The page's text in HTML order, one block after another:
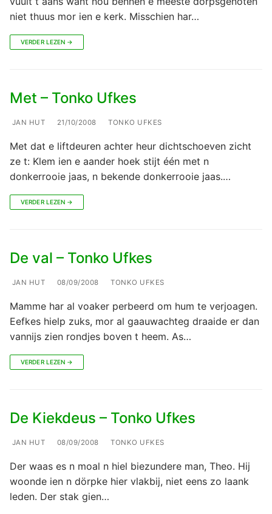
niet thuus mor ien e kerk. Misschien har…
VERDER LEZEN →
Met – Tonko Ufkes
JAN HUT 21/10/2008 TONKO UFKES
Met dat e liftdeuren achter heur dichtschoeven zicht
ze t: Klem ien e aander hoek stijt één met n
donkerrooie jaas, n bekende donkerrooie jaas.…
VERDER LEZEN →
De val – Tonko Ufkes
JAN HUT 08/09/2008 TONKO UFKES
Mamme har al voaker perbeerd om hum te verjoagen.
Eefkes hielp zuks, mor al gaauwachteg draaide er dan
vannijs zien rondjes boven t heem. As…
VERDER LEZEN →
De Kiekdeus – Tonko Ufkes
JAN HUT 08/09/2008 TONKO UFKES
Der waas es n moal n hiel biezundere man, Theo. Hij
woonde ien n dörpke hier vlakbij, niet eens zo laank
leden. Der stak gien…